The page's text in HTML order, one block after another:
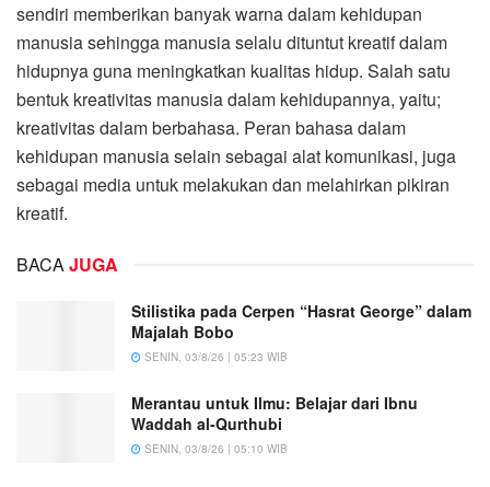
sendiri memberikan banyak warna dalam kehidupan
manusia sehingga manusia selalu dituntut kreatif dalam
hidupnya guna meningkatkan kualitas hidup. Salah satu
bentuk kreativitas manusia dalam kehidupannya, yaitu;
kreativitas dalam berbahasa. Peran bahasa dalam
kehidupan manusia selain sebagai alat komunikasi, juga
sebagai media untuk melakukan dan melahirkan pikiran
kreatif.
BACAJUGA
Stilistika pada Cerpen “Hasrat George” dalam
Majalah Bobo
SENIN, 03/8/26 | 05:23 WIB
Merantau untuk Ilmu: Belajar dari Ibnu
Waddah al-Qurthubi
SENIN, 03/8/26 | 05:10 WIB